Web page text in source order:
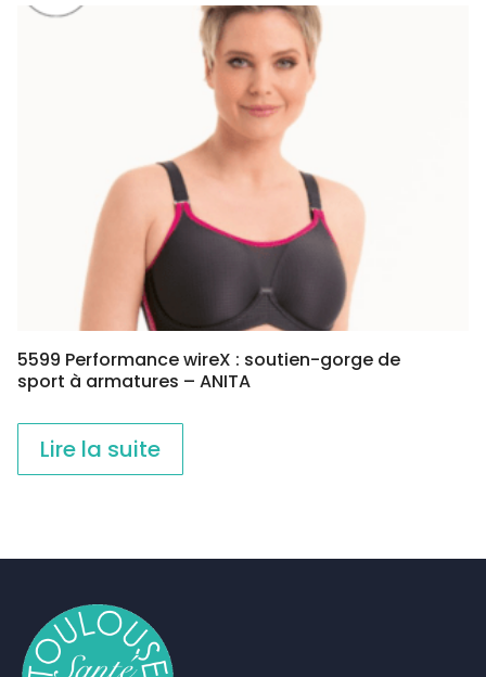
5599 Performance wireX : soutien-gorge de
sport à armatures – ANITA
Lire la suite